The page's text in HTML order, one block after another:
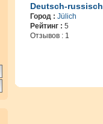
Deutsch-
Город : Jülich
Рейтинг : 5
Отзывов : 1